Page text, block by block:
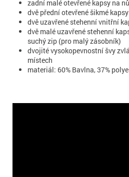
zadní malé otevřené kapsy na
dvě přední otevřené šikmé kapsy
dvě uzavřené stehenní vnitřní
dvě malé uzavřené stehenní
suchý zip (pro malý zásobník)
dvojité vysokopevnostní švy
místech
materiál: 60% Bavlna, 37%